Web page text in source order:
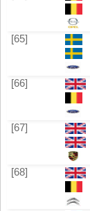
[65]
[66]
[67]
[68]